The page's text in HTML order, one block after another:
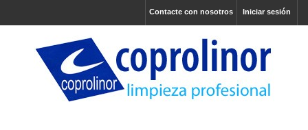
Iniciar sesión
Contacte con nosotros